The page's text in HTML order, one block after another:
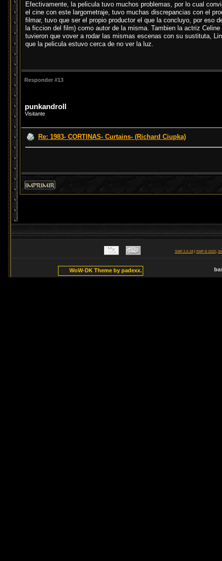
Efectivamente, la pelicula tuvo muchos problemas, por lo cual
el cine con este largometraje, tuvo muchas discrepancias con el
filmar, tuvo que ser el propio productor el que la concluyo, por eso
la ficcion del film) como autor de la misma. Tambien la actriz
tuvieron que vover a rodar las mismas escenas con su sustituta,
que la pelicula estuvo cerca de no ver la luz.
Responder #13
punkandroll
Visitante
Re: 1983- CORTINAS- Curtains- (Richard Ciupka)
SMF 2.0.18| SMF © 2020,
WoW-DK Theme by padexx.